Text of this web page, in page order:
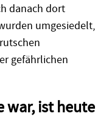
danach dort
umgesiedelt,
gefährlichen
war, ist heute